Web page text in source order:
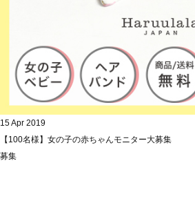
15 Apr 2019
【100名様】女の子の赤ちゃんモニター大募集
募集